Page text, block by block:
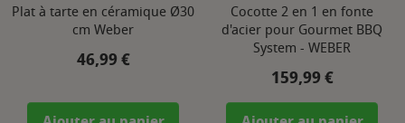
Plat à tarte en céramique Ø30
cm Weber
Prix
46,99 €
Cocotte 2 en 1 en fonte
d'acier pour Gourmet BBQ
System - WEBER
Prix
159,99 €